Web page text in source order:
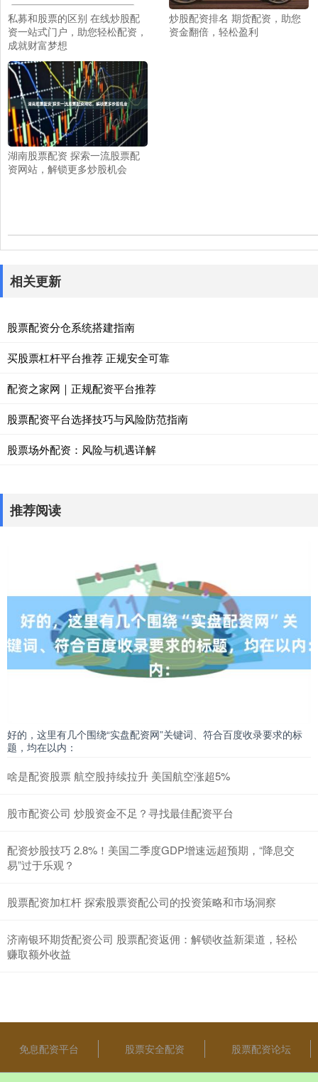
私募和股票的区别 在线炒股配
资一站式门户，助您轻松配资，
成就财富梦想
炒股配资排名 期货配资，助您
资金翻倍，轻松盈利
湖南股票配资 探索一流股票配
资网站，解锁更多炒股机会
相关更新
股票配资分仓系统搭建指南
买股票杠杆平台推荐 正规安全可靠
配资之家网｜正规配资平台推荐
股票配资平台选择技巧与风险防范指南
股票场外配资：风险与机遇详解
推荐阅读
好的，这里有几个围绕“实盘配资网”关键词、符合百度收录要求的标
题，均在以内：
啥是配资股票 航空股持续拉升 美国航空涨超5%
股市配资公司 炒股资金不足？寻找最佳配资平台
配资炒股技巧 2.8%！美国二季度GDP增速远超预期，“降息交
易”过于乐观？
股票配资加杠杆 探索股票资配公司的投资策略和市场洞察
济南银环期货配资公司 股票配资返佣：解锁收益新渠道，轻松
赚取额外收益
免息配资平台 股票安全配资 股票配资论坛